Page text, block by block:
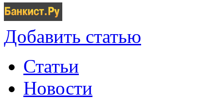
Добавить статью
Статьи
Новости